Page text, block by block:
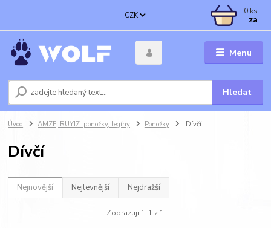
Menu
CZK
Hledat
0 ks
za
Úvod AMZF, RUYIZ: ponožky, legíny Ponožky Dívčí
Dívčí
Nejnovější Nejlevnější Nejdražší
Zobrazuji 1-1 z 1